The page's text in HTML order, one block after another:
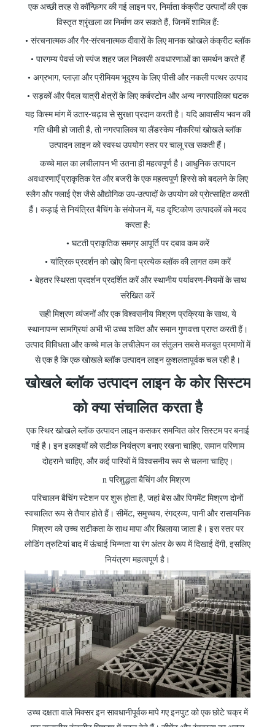
एक अच्छी तरह से कॉन्फ़िगर की गई लाइन पर, निर्माता कंक्रीट उत्पादों की एक
विस्तृत श्रृंखला का निर्माण कर सकते हैं, जिनमें शामिल हैं:
• संरचनात्मक और गैर-संरचनात्मक दीवारों के लिए मानक खोखले कंक्रीट ब्लॉक
• पारगम्य पेवर्स जो स्पंज शहर जल निकासी अवधारणाओं का समर्थन करते हैं
• अग्रभाग, प्लाज़ा और प्रीमियम भूदृश्य के लिए पीसी और नकली पत्थर उत्पाद
• सड़कों और पैदल यात्री क्षेत्रों के लिए कर्बस्टोन और अन्य नगरपालिका घटक
यह किस्म मांग में उतार-चढ़ाव से सुरक्षा प्रदान करती है। यदि आवासीय भवन की
गति धीमी हो जाती है, तो नगरपालिका या लैंडस्केप नौकरियां खोखले ब्लॉक
उत्पादन लाइन को स्वस्थ उपयोग स्तर पर चालू रख सकती हैं।
कच्चे माल का लचीलापन भी उतना ही महत्वपूर्ण है। आधुनिक उत्पादन
अवधारणाएँ प्राकृतिक रेत और बजरी के एक महत्वपूर्ण हिस्से को बदलने के लिए
स्लैग और फ्लाई ऐश जैसे औद्योगिक उप-उत्पादों के उपयोग को प्रोत्साहित करती
हैं। कड़ाई से नियंत्रित बैचिंग के संयोजन में, यह दृष्टिकोण उत्पादकों को मदद
करता है:
• घटती प्राकृतिक समग्र आपूर्ति पर दबाव कम करें
• यांत्रिक प्रदर्शन को खोए बिना प्रत्येक ब्लॉक की लागत कम करें
• बेहतर स्थिरता प्रदर्शन प्रदर्शित करें और स्थानीय पर्यावरण-नियमों के साथ
संरेखित करें
सही मिश्रण व्यंजनों और एक विश्वसनीय मिश्रण प्रक्रिया के साथ, ये
स्थानापन्न सामग्रियां अभी भी उच्च शक्ति और समान गुणवत्ता प्राप्त करती हैं।
उत्पाद विविधता और कच्चे माल के लचीलेपन का संतुलन सबसे मजबूत प्रमाणों में
से एक है कि एक खोखले ब्लॉक उत्पादन लाइन कुशलतापूर्वक चल रही है।
खोखलेब्लॉक उत्पादन लाइनकेकोर सिस्टम
कोक्यासंचालित करताहै
एक स्थिर खोखले ब्लॉक उत्पादन लाइन कसकर समन्वित कोर सिस्टम पर बनाई
गई है। इन इकाइयों को सटीक नियंत्रण बनाए रखना चाहिए, समान परिणाम
दोहराने चाहिए, और कई पारियों में विश्वसनीय रूप से चलना चाहिए।
n परिशुद्धता बैचिंगऔरमिश्रण
परिचालन बैचिंग स्टेशन पर शुरू होता है, जहां बेस और पिगमेंट मिश्रण दोनों
स्वचालित रूप से तैयार होते हैं। सीमेंट, समुच्चय, रंगद्रव्य, पानी और रासायनिक
मिश्रण को उच्च सटीकता के साथ मापा और खिलाया जाता है। इस स्तर पर
लोडिंग त्रुटियां बाद में ऊंचाई भिन्नता या रंग अंतर के रूप में दिखाई देंगी, इसलिए
नियंत्रण महत्वपूर्ण है।
उच्च दक्षता वाले मिक्सर इन सावधानीपूर्वक मापे गए इनपुट को एक छोटे चक्र में